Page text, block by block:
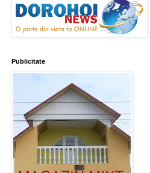
Publicitate